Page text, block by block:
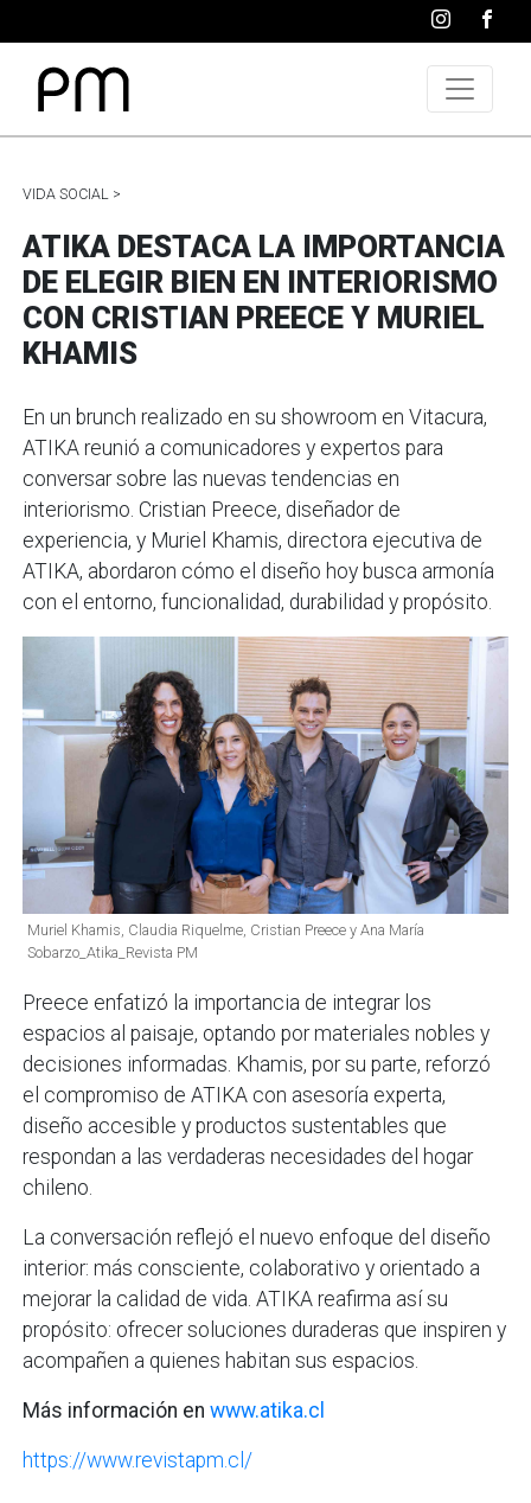
VIDA SOCIAL >
ATIKA DESTACA LA IMPORTANCIA
DE ELEGIR BIEN EN INTERIORISMO
CON CRISTIAN PREECE Y MURIEL
KHAMIS
En un brunch realizado en su showroom en Vitacura,
ATIKA reunió a comunicadores y expertos para
conversar sobre las nuevas tendencias en
interiorismo. Cristian Preece, diseñador de
experiencia, y Muriel Khamis, directora ejecutiva de
ATIKA, abordaron cómo el diseño hoy busca armonía
con el entorno, funcionalidad, durabilidad y propósito.
Muriel Khamis, Claudia Riquelme, Cristian Preece y Ana María
Sobarzo_Atika_Revista PM
Preece enfatizó la importancia de integrar los
espacios al paisaje, optando por materiales nobles y
decisiones informadas. Khamis, por su parte, reforzó
el compromiso de ATIKA con asesoría experta,
diseño accesible y productos sustentables que
respondan a las verdaderas necesidades del hogar
chileno.
La conversación reflejó el nuevo enfoque del diseño
interior: más consciente, colaborativo y orientado a
mejorar la calidad de vida. ATIKA reafirma así su
propósito: ofrecer soluciones duraderas que inspiren y
acompañen a quienes habitan sus espacios.
Más información en www.atika.cl
https://www.revistapm.cl/